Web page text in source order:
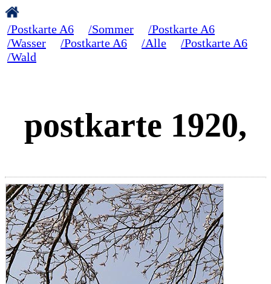
/Postkarte A6 /Sommer
/Postkarte A6
/Wasser
/Postkarte A6 /Alle
/Postkarte A6
/Wald
postkarte 1920,